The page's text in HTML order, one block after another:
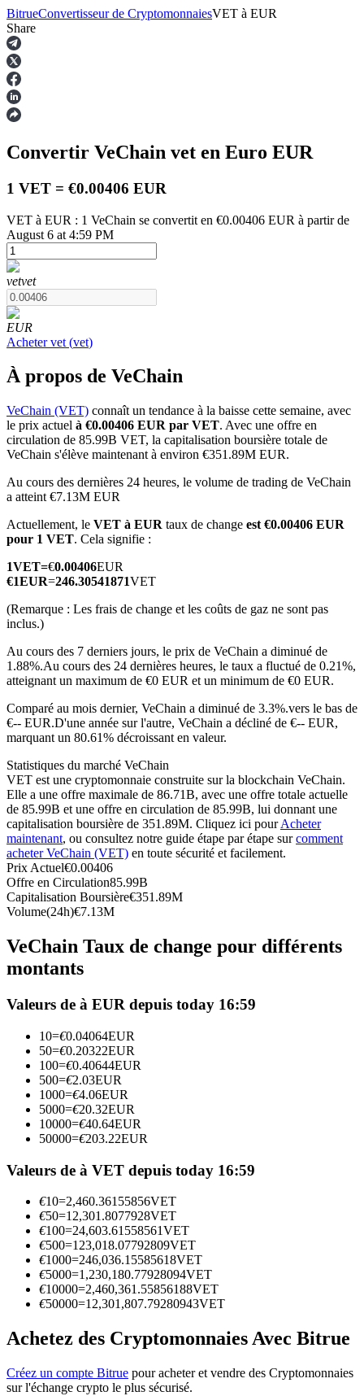
Contrats à terme
Futures USDT
Futures utilisant l'USDT comme garantie
Futures COIN-M
Contrats à terme sur crypto-monnaie
TradFi
Produits dérivés sur actions, forex, métaux précieux et matières
premières
Futures utilisant l'USDC comme garantie
Copie de Trading
Rejoignez les meilleurs traders
Devenez un trader de copie
Profitez du partage des bénéfices et des commissions de copy
trading
Information
Analyse de mégadonnées, y compris des informations
commerciales, etc.
BitrueConvertisseur de CryptomonnaiesVET à EUR
Share
Convertir VeChain vet en Euro EUR
1 VET = €0.00406 EUR
VET à EUR : 1 VeChain se convertit en €0.00406 EUR à partir de
August 6 at 4:59 PM
vetvet
EUR
Acheter vet (vet)
À propos de VeChain
VeChain (VET) connaît un tendance à la baisse cette semaine, avec
le prix actuel à €0.00406 EUR par VET. Avec une offre en
circulation de 85.99B VET, la capitalisation boursière totale de
VeChain s'élève maintenant à environ €351.89M EUR.
Au cours des dernières 24 heures, le volume de trading de VeChain
a atteint €7.13M EUR
Actuellement, le VET à EUR taux de change est €0.00406 EUR
pour 1 VET. Cela signifie :
1VET=€0.00406EUR
€1EUR=246.30541871VET
(Remarque : Les frais de change et les coûts de gaz ne sont pas
inclus.)
Au cours des 7 derniers jours, le prix de VeChain a diminué de
1.88%.Au cours des 24 dernières heures, le taux a fluctué de 0.21%,
atteignant un maximum de €0 EUR et un minimum de €0 EUR.
Comparé au mois dernier, VeChain a diminué de 3.3%.vers le bas de
€-- EUR.D'une année sur l'autre, VeChain a décliné de €-- EUR,
marquant un 80.61% décroissant en valeur.
Statistiques du marché VeChain
VET est une cryptomonnaie construite sur la blockchain VeChain.
Elle a une offre maximale de 86.71B, avec une offre totale actuelle
de 85.99B et une offre en circulation de 85.99B, lui donnant une
capitalisation boursière de 351.89M. Cliquez ici pourAcheter
maintenant, ou consultez notre guide étape par étape surcomment
acheter VeChain (VET) en toute sécurité et facilement.
Prix Actuel€0.00406
Offre en Circulation85.99B
Capitalisation Boursière€351.89M
Volume(24h)€7.13M
VeChain Taux de change pour différents
montants
Valeurs de à EUR depuis today 16:59
10=€0.04064EUR
50=€0.20322EUR
100=€0.40644EUR
500=€2.03EUR
1000=€4.06EUR
5000=€20.32EUR
10000=€40.64EUR
50000=€203.22EUR
Valeurs de à VET depuis today 16:59
€10=2,460.36155856VET
€50=12,301.8077928VET
€100=24,603.61558561VET
€500=123,018.07792809VET
€1000=246,036.15585618VET
€5000=1,230,180.77928094VET
€10000=2,460,361.55856188VET
€50000=12,301,807.79280943VET
Achetez des Cryptomonnaies Avec Bitrue
Créez un compte Bitrue pour acheter et vendre des Cryptomonnaies
sur l'échange crypto le plus sécurisé.